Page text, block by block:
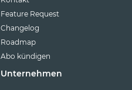
Feature Request
Changelog
Roadmap
Abo kündigen
Unternehmen